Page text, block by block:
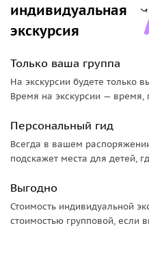
Зеркальная гладь воды
берега украшают мягкие
уникальную возможность
красотами с высоты
кабинка сделает четыре
сможете разглядеть
повезёт — встретить
регионе.
индивидуальная
экскурсия
Только ваша группа
На экскурсии будете только
Время на экскурсии — время,
Персональный гид
Всегда в вашем
подскажет места для детей,
Выгодно
Стоимость индивидуальной
стоимостью групповой, если